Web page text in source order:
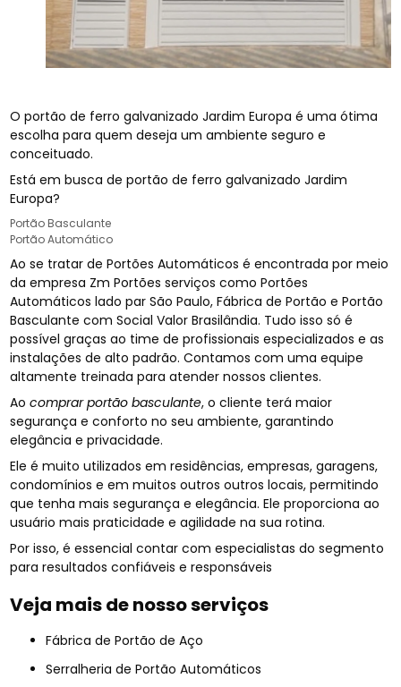
O portão de ferro galvanizado Jardim Europa é uma ótima
escolha para quem deseja um ambiente seguro e
conceituado.
Está em busca de portão de ferro galvanizado Jardim
Europa?
Portão Basculante
Portão Automático
Ao se tratar de Portões Automáticos é encontrada por meio
da empresa Zm Portões serviços como Portões
Automáticos lado par São Paulo, Fábrica de Portão e Portão
Basculante com Social Valor Brasilândia. Tudo isso só é
possível graças ao time de profissionais especializados e as
instalações de alto padrão. Contamos com uma equipe
altamente treinada para atender nossos clientes.
Aocomprar portão basculante, o cliente terá maior
segurança e conforto no seu ambiente, garantindo
elegância e privacidade.
Ele é muito utilizados em residências, empresas, garagens,
condomínios e em muitos outros outros locais, permitindo
que tenha mais segurança e elegância. Ele proporciona ao
usuário mais praticidade e agilidade na sua rotina.
Por isso, é essencial contar com especialistas do segmento
para resultados confiáveis e responsáveis
Veja mais de nosso serviços
Fábrica de Portão de Aço
Serralheria de Portão Automáticos